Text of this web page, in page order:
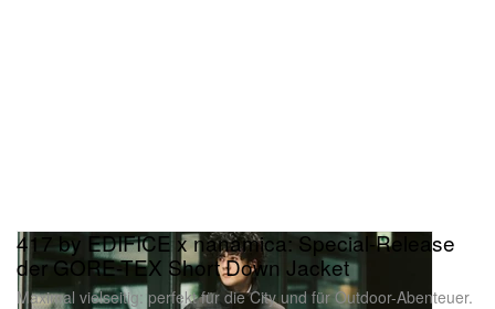
417 by EDIFICE x nanamica: Special-Release
der GORE-TEX Short Down Jacket
Maximal vielseitig: perfekt für die City und für Outdoor-Abenteuer.